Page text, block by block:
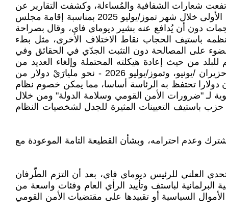
شعارات الشفافية والمُساءلة، وكشفت التقارير عن
إخفاء ما لا يقل عن سبعة مليارات دولارا من الديون من صندوق النقد الدولي والصناديق السياسية، وتعمقت الخلافات العلنية الأولى خلال شهر تموز/يوليو 2025 بمناسبة إقامة مجلس
دون أن يُدافع عنه بشير ديوماي فاي، وقال بصراحة
لما حصلتْ مثل هذه الأمور ورفع "اجتماع تيرا" يوم الثامن من تشرين الثاني/نوفمبر 2025 الذي نظمه باستيف الحجاب نقاط الاختلاف الأخرى، مثل بطء
الضوء على المصالحة دون التثبت الجدّي في الحقائق وفي
من حيث إعادة هيكلته المحتملة وإلغاء العديد من
الإعانات التي أوصى بها صندوق النقد الدولي، وهذه قضية حسّاسة جدًّا حيث يتوجب على حكومة السنغال - خلال شهرَيْ حزيران /يونيو، وتموز/يوليو 2026 - نحو مليارَيْ دولار من
مع خطر التّخلّف لاعن السّداد، كما احتدّ الخلاف بشأن إعادة تصميم الأموال السياسية البالغة حوالي 13 مليون دولارا تحتفظ به الرئاسة أساسا، مما يمكن خصوم نظام
لـ "ضرورات الأمن القومي وسلامة الدولة" ومن خلال
حزب باستيف التعيينات المثيرة للجدل لشخصيات النظام
وعدم احترامه، وبشأن القطيعة التامة الموعودة مع
العلني للرئيس ديوماي فاي، بعد أن التزم الطّرفان
لباستف وتأييد الرأي العام وفئات واسعة من
السياسية أو تقييدها على مقتضيات الأمن القومي